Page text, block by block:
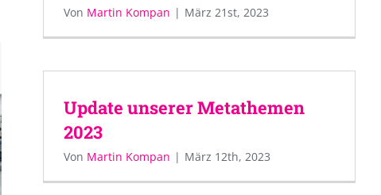
Von Martin Kompan | März 21st, 2023
Update unserer Metathemen
2023
Von Martin Kompan | März 12th, 2023